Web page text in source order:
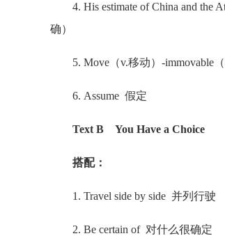
4. His estimate of China and the
确）
5. Move（v.移动）-immovable（
6. Assume 假定
Text B You Have a Choice
搭配：
1. Travel side by side 并列行驶
2. Be certain of 对什么很确定